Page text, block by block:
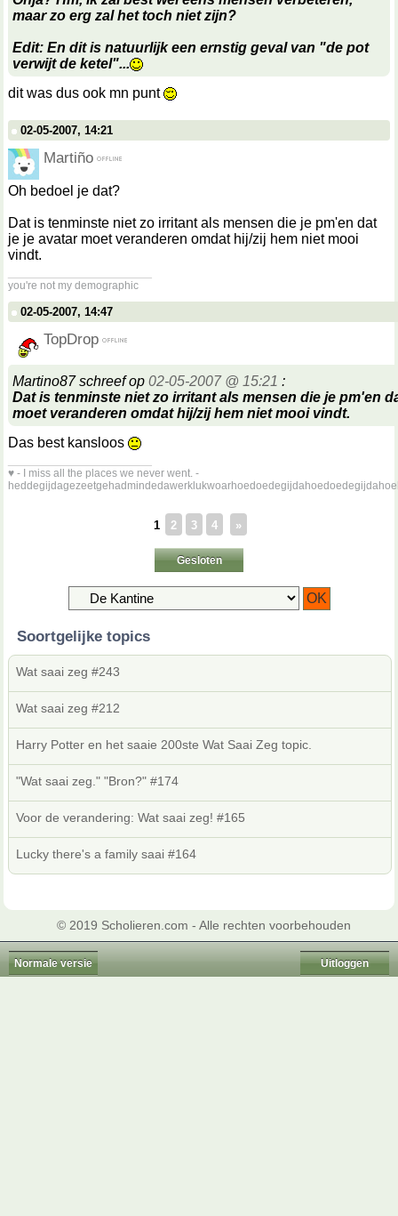
maar zo erg zal het toch niet zijn?
Edit: En dit is natuurlijk een ernstig geval van "de pot
verwijt de ketel"...
dit was dus ook mn punt
02-05-2007, 14:21
Martiño
Oh bedoel je dat?
Dat is tenminste niet zo irritant als mensen die je pm'en dat
je je avatar moet veranderen omdat hij/zij hem niet mooi
vindt.
you're not my demographic
02-05-2007, 14:47
TopDrop
Martino87 schreef op 02-05-2007 @ 15:21 :
Dat is tenminste niet zo irritant als mensen die je pm'en
moet veranderen omdat hij/zij hem niet mooi vindt.
Das best kansloos
♥ - I miss all the places we never went. -
1 2 3 4 »
Gesloten
Soortgelijke topics
Wat saai zeg #243
Wat saai zeg #212
Harry Potter en het saaie 200ste Wat Saai Zeg topic.
"Wat saai zeg." "Bron?" #174
Voor de verandering: Wat saai zeg! #165
Lucky there's a family saai #164
© 2019 Scholieren.com - Alle rechten voorbehouden
Normale versie Uitloggen